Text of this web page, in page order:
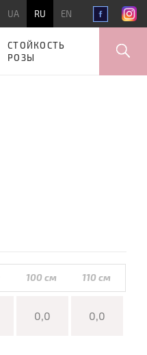
UA RU EN
СТОЙКОСТЬ
РОЗЫ
100 см 110 см
0,0 0,0